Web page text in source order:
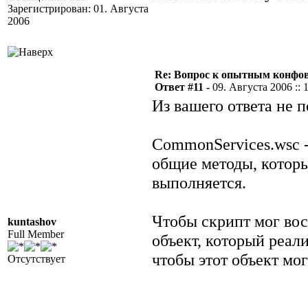
Зарегистрирован: 01. Августа
2006
kuntashov
Full Member
Отсутствует
Re: Вопрос к опытным
Ответ #11 - 09. Августа 2006 ::
Из вашего ответа не
CommonServices.wsc
общие методы,
выполняется.
Чтобы скрипт мог
объект, который
чтобы этот объект